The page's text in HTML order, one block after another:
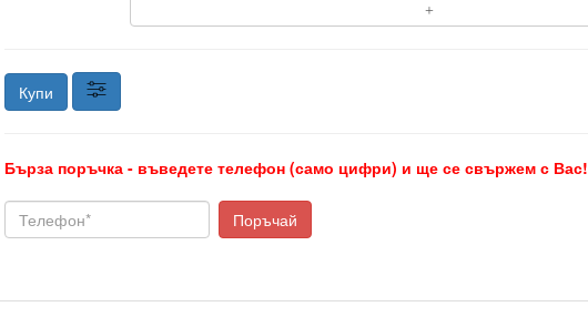
Купи
Бърза поръчка - въведете телефон (само цифри) и ще се свържем с Вас!
Поръчай